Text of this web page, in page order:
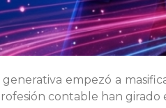
empezó a
contable han